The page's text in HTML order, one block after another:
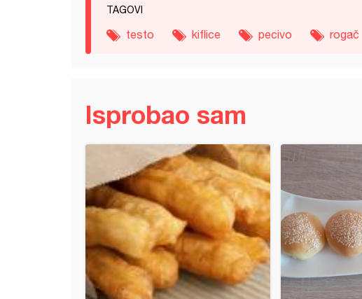
TAGOVI
testo kiflice pecivo rogač
Isprobao sam